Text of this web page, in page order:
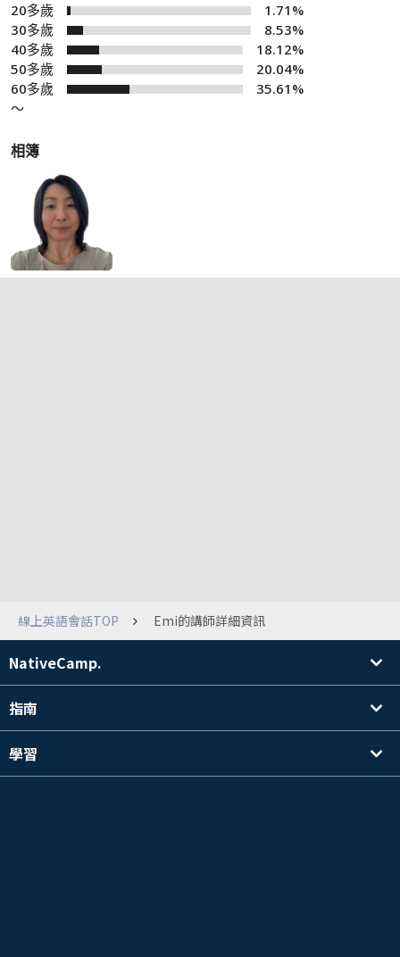
20多歲
1.71%
30多歲
8.53%
40多歲
18.12%
50多歲
20.04%
60多歲
～
35.61%
相簿
線上英語會話TOP Emi的講師詳細資訊
NativeCamp.
指南
學習